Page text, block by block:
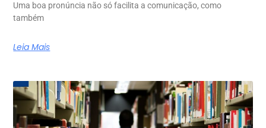
Uma boa pronúncia não só facilita a comunicação, como
também
Leia Mais